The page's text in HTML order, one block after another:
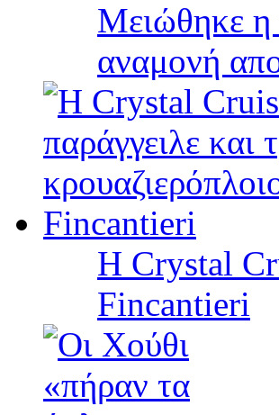
Μειώθηκε η
αναμονή
Η Crystal
Fincantieri